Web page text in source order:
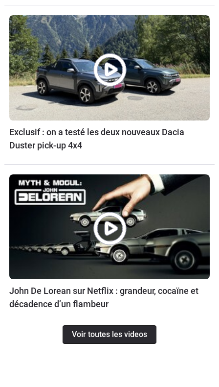
Exclusif : on a testé les deux nouveaux Dacia
Duster pick-up 4x4
John De Lorean sur Netflix : grandeur, cocaïne et
décadence d’un flambeur
Voir toutes les videos